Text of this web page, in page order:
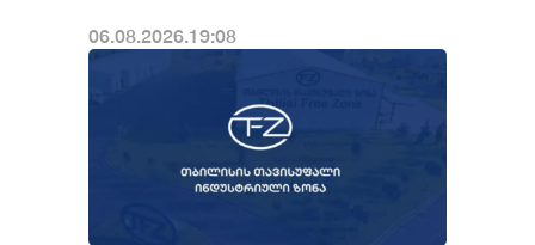
06.08.2026.19:08